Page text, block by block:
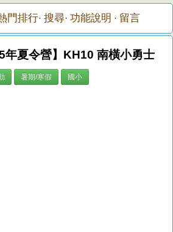
門排行· 搜尋· 功能說明 · 留言
年夏令營】KH10 南橫小勇士
暑期/寒假 國小